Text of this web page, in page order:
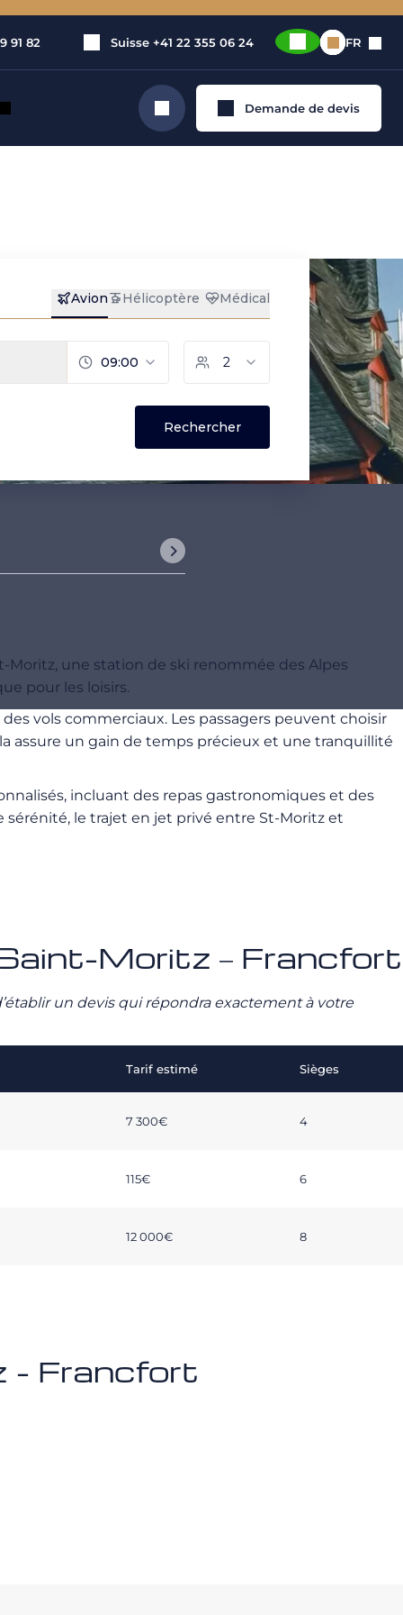
91 82 Suisse +41 22 355 06 24 FR
Rechercher Demande de devis
une station de ski renommée des Alpes
pour les loisirs.
vols commerciaux. Les passagers peuvent choisir
assure un gain de temps précieux et une tranquillité
incluant des repas gastronomiques et des
le trajet en jet privé entre St-Moritz et
Moritz – Francfort
un devis qui répondra exactement à votre
Tarif estimé Sièges
7 300€ 4
115€ 6
12 000€ 8
- Francfort